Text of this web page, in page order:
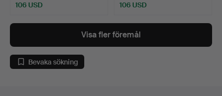
106 USD 106 USD
Visa fler föremål
Bevaka sökning